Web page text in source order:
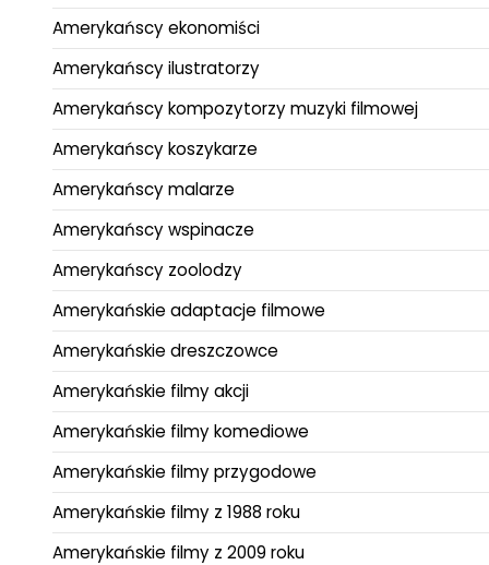
Amerykańscy ekonomiści
Amerykańscy ilustratorzy
Amerykańscy kompozytorzy muzyki filmowej
Amerykańscy koszykarze
Amerykańscy malarze
Amerykańscy wspinacze
Amerykańscy zoolodzy
Amerykańskie adaptacje filmowe
Amerykańskie dreszczowce
Amerykańskie filmy akcji
Amerykańskie filmy komediowe
Amerykańskie filmy przygodowe
Amerykańskie filmy z 1988 roku
Amerykańskie filmy z 2009 roku